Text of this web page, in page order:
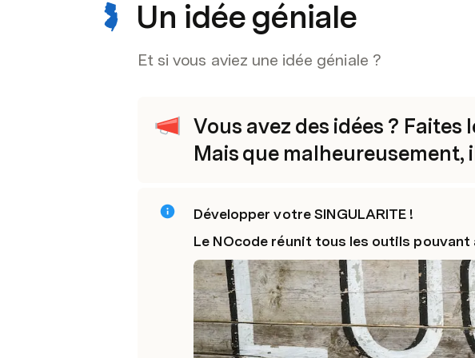
Un idée géniale
Et si vous aviez une idée géniale ?
Vous avez des idées ? Faites
Mais que malheureusement,
Développer votre SINGULARITE !
Le NOcode réunit tous les outils